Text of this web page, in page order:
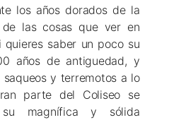
los años dorados de la
las cosas que ver en
quieres saber un poco su
años de antiguedad, y
y terremotos a lo
parte del Coliseo se
magnífica y sólida